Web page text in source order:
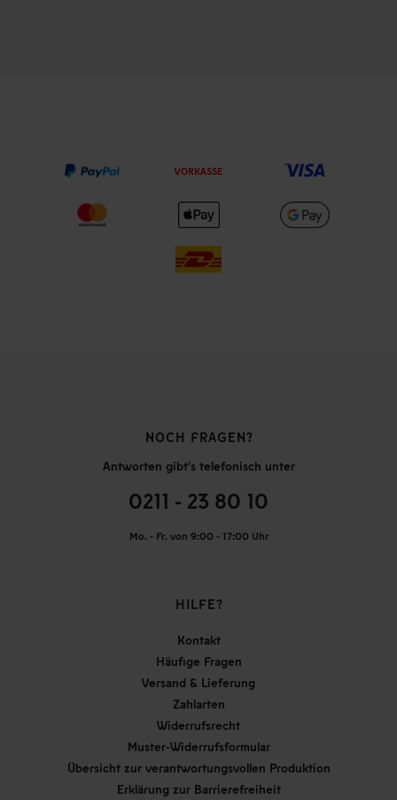
VORKASSE
NOCH FRAGEN?
Antworten gibt's telefonisch unter
0211 - 23 80 10
Mo. - Fr. von 9:00 - 17:00 Uhr
HILFE?
Kontakt
Häufige Fragen
Versand & Lieferung
Zahlarten
Widerrufsrecht
Muster-Widerrufsformular
Übersicht zur verantwortungsvollen Produktion
Erklärung zur Barrierefreiheit